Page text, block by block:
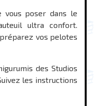
vous poser dans le
ultra confort.
vos pelotes
des Studios
les instructions